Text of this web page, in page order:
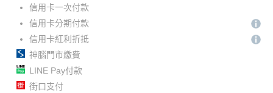
信用卡一次付款
信用卡分期付款
信用卡紅利折抵
神腦門市繳費
LINE Pay付款
街口支付